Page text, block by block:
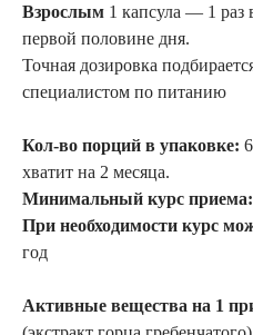
Взрослым 1 капсула — 1 раз
первой половине дня.
Точная дозировка
специалистом по питанию
Кол-во порций в упаковке:
хватит на 2 месяца.
Минимальный курс приема:
При необходимости курс
год
Активные вещества на 1